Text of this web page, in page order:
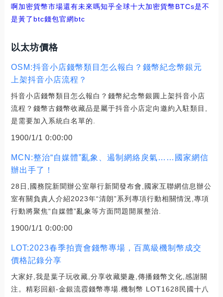
啊加密貨幣市場還有未來嗎知乎全球十大加密貨幣BTCs是不
是黃了 btc錢包官網btc
以太坊價格
OSM:抖音小店錢幣類目怎么報白？錢幣紀念幣銀元
上架抖音小店流程？
抖音小店錢幣類目怎么報白？錢幣紀念幣銀圓上架抖音小店
流程？錢幣古錢幣收藏品是屬于抖音小店定向邀約入駐類目,
是需要加入系統白名單的.
1900/1/1 0:00:00
MCN:整治“自媒體”亂象、遏制網絡戾氣……國家網信
辦出手了！
28日,國務院新聞辦公室舉行新聞發布會,國家互聯網信息辦公
室有關負責人介紹2023年“清朗”系列專項行動相關情況,專項
行動將聚焦“自媒體”亂象等方面問題開展整治.
1900/1/1 0:00:00
LOT:2023春季拍賣會錢幣專場，百萬級機制幣成交
價格記錄分享
大家好,我是葉子玩收藏,分享收藏樂趣,傳播錢幣文化,感謝關
注。精彩回顧-金銀流霞錢幣專場.機制幣 LOT1628民國十八